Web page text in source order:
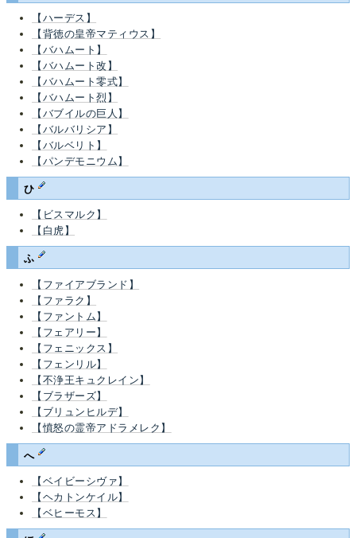
【ハーデス】
【背徳の皇帝マティウス】
【バハムート】
【バハムート改】
【バハムート零式】
【バハムート烈】
【バブイルの巨人】
【バルバリシア】
【バルベリト】
【パンデモニウム】
ひ
【ビスマルク】
【白虎】
ふ
【ファイアブランド】
【ファラク】
【ファントム】
【フェアリー】
【フェニックス】
【フェンリル】
【不浄王キュクレイン】
【ブラザーズ】
【ブリュンヒルデ】
【憤怒の霊帝アドラメレク】
へ
【ベイビーシヴァ】
【ヘカトンケイル】
【ベヒーモス】